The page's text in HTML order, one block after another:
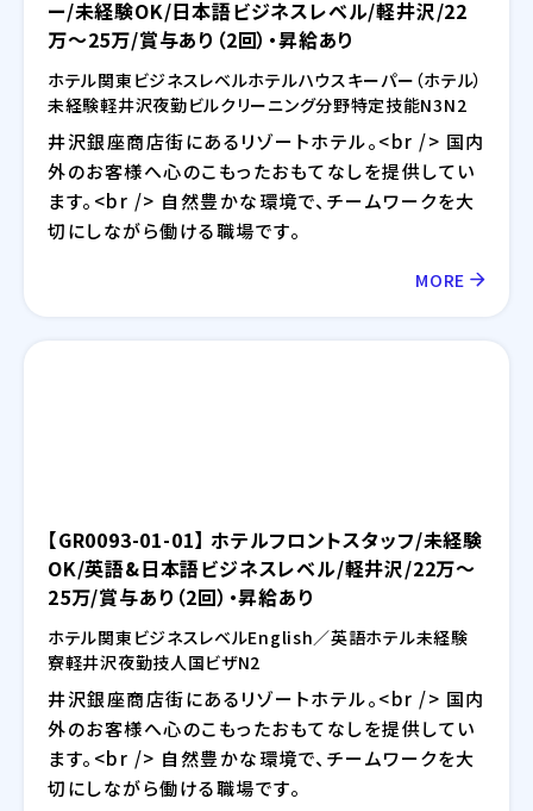
ー/未経験OK/日本語ビジネスレベル/軽井沢/22
万～25万/賞与あり（2回）・昇給あり
ホテル関東 ビジネスレベルホテルハウスキーパー（ホテル）
未経験軽井沢夜勤ビルクリーニング分野特定技能N3N2
井沢銀座商店街にあるリゾートホテル。<br /> 国内
外のお客様へ心のこもったおもてなしを提供してい
ます。<br /> 自然豊かな環境で、チームワークを大
切にしながら働ける職場です。
MORE
【GR0093-01-01】 ホテルフロントスタッフ/未経験
OK/英語&日本語ビジネスレベル/軽井沢/22万～
25万/賞与あり（2回）・昇給あり
ホテル関東 ビジネスレベルEnglish／英語ホテル未経験
寮軽井沢夜勤技人国ビザN2
井沢銀座商店街にあるリゾートホテル。<br /> 国内
外のお客様へ心のこもったおもてなしを提供してい
ます。<br /> 自然豊かな環境で、チームワークを大
切にしながら働ける職場です。